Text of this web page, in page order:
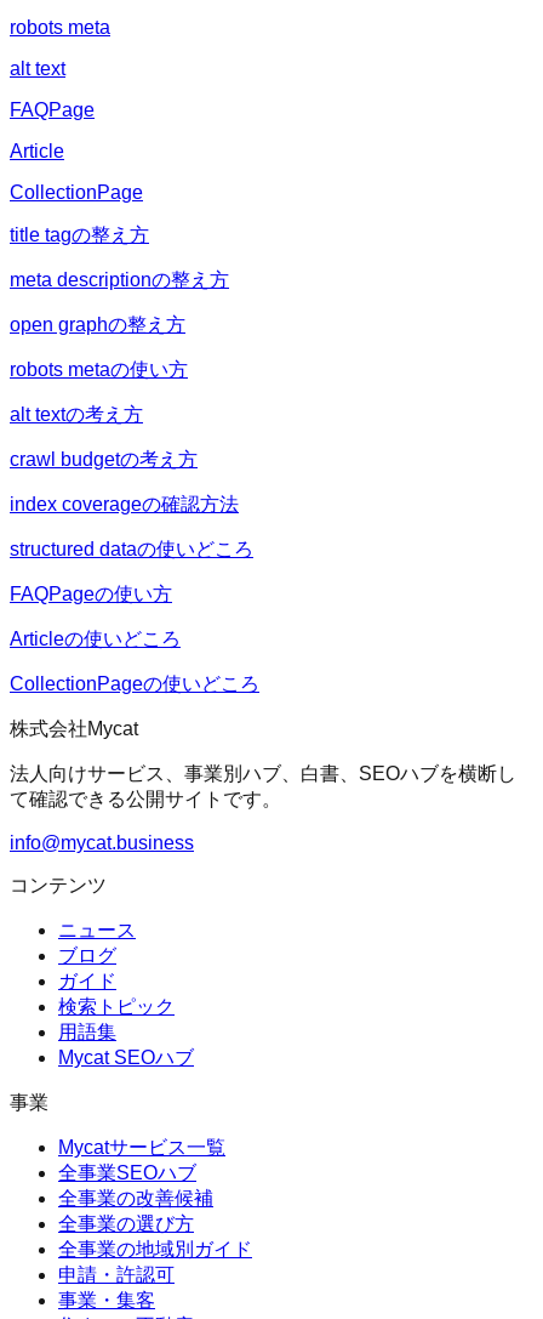
robots meta
alt text
FAQPage
Article
CollectionPage
title tagの整え方
meta descriptionの整え方
open graphの整え方
robots metaの使い方
alt textの考え方
crawl budgetの考え方
index coverageの確認方法
structured dataの使いどころ
FAQPageの使い方
Articleの使いどころ
CollectionPageの使いどころ
株式会社Mycat
法人向けサービス、事業別ハブ、白書、SEOハブを横断し
て確認できる公開サイトです。
info@mycat.business
コンテンツ
ニュース
ブログ
ガイド
検索トピック
用語集
Mycat SEOハブ
事業
Mycatサービス一覧
全事業SEOハブ
全事業の改善候補
全事業の選び方
全事業の地域別ガイド
申請・許認可
事業・集客